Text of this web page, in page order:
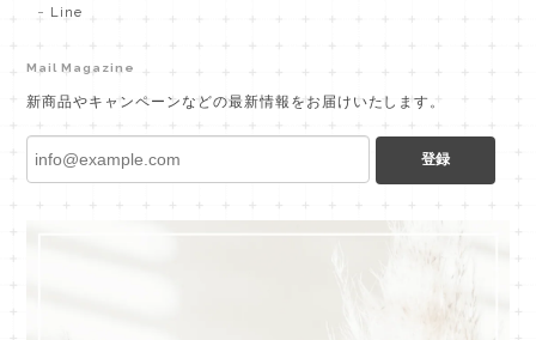
Line
Mail Magazine
新商品やキャンペーンなどの最新情報をお届けいたします。
登録